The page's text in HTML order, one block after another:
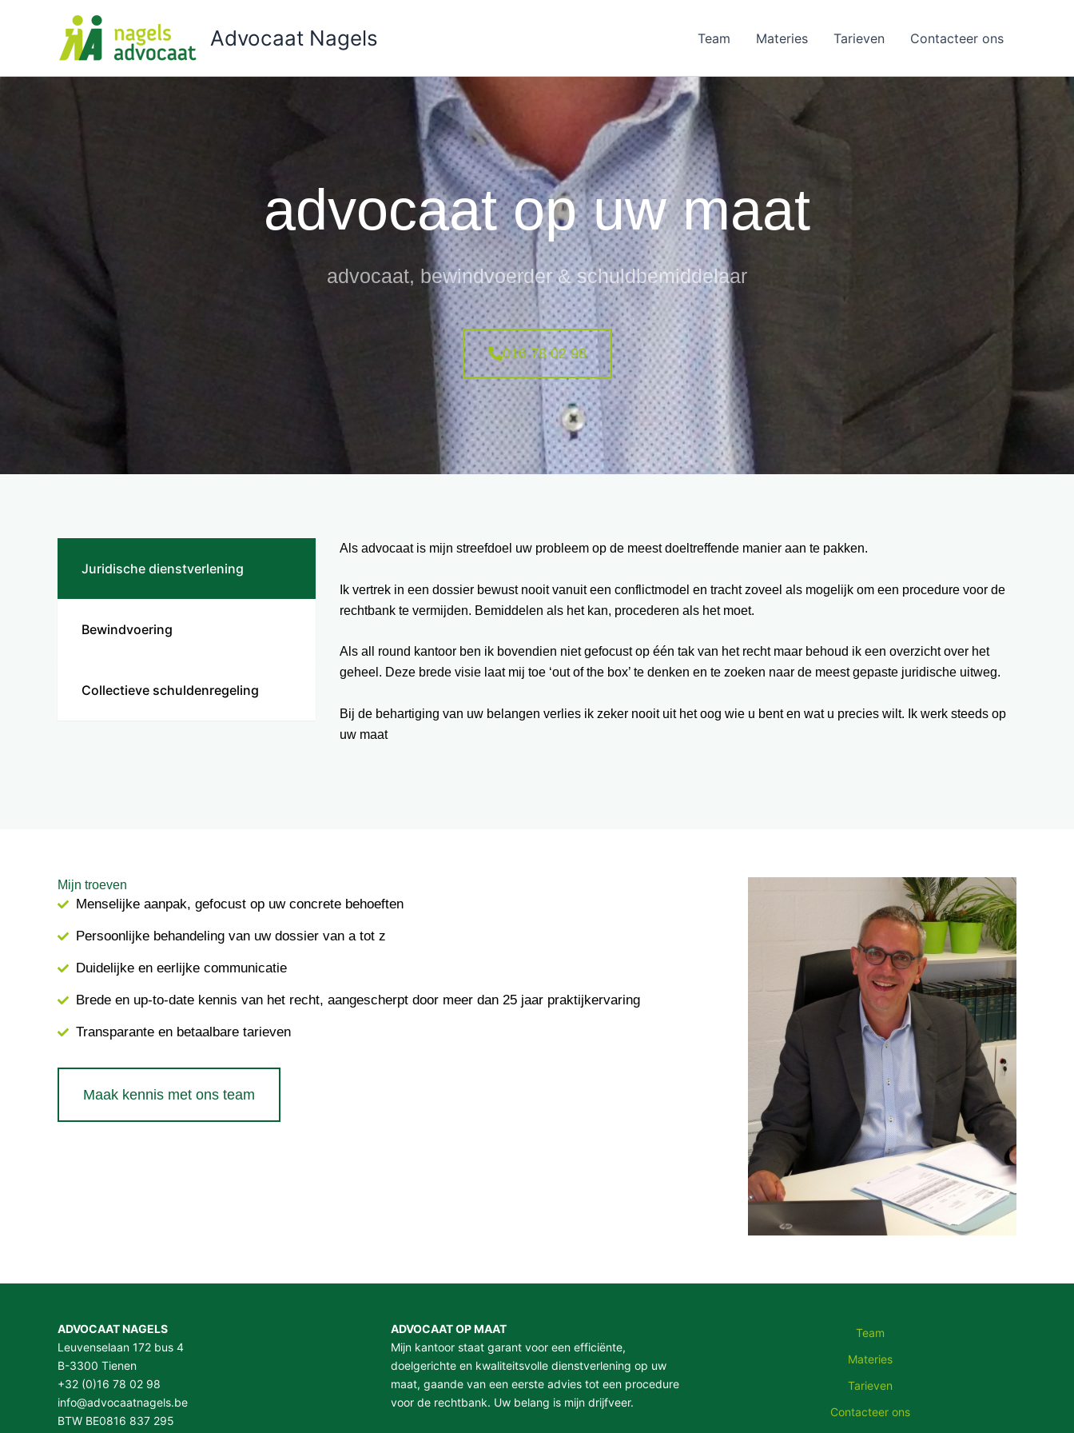
inhoud
Advocaat Nagels Team Materies Tarieven Contacteer ons
advocaat op uw maat
advocaat, bewindvoerder & schuldbemiddelaar
016 78 02 98
Juridische dienstverlening
Bewindvoering
Collectieve schuldenregeling
Als advocaat is mijn streefdoel uw probleem op de meest doeltreffende manier aan te pakken.
Ik vertrek in een dossier bewust nooit vanuit een conflictmodel en tracht zoveel als mogelijk om een procedure voor de
rechtbank te vermijden. Bemiddelen als het kan, procederen als het moet.
Als all round kantoor ben ik bovendien niet gefocust op één tak van het recht maar behoud ik een overzicht over het
geheel. Deze brede visie laat mij toe ‘out of the box’ te denken en te zoeken naar de meest gepaste juridische uitweg.
Bij de behartiging van uw belangen verlies ik zeker nooit uit het oog wie u bent en wat u precies wilt. Ik werk steeds op
uw maat
Mijn troeven
Menselijke aanpak, gefocust op uw concrete behoeften
Persoonlijke behandeling van uw dossier van a tot z
Duidelijke en eerlijke communicatie
Brede en up-to-date kennis van het recht, aangescherpt door meer dan 25 jaar praktijkervaring
Transparante en betaalbare tarieven
Maak kennis met ons team
ADVOCAAT NAGELS
Leuvenselaan 172 bus 4
B-3300 Tienen
+32 (0)16 78 02 98
info@advocaatnagels.be
BTW BE0816 837 295
ADVOCAAT OP MAAT
Mijn kantoor staat garant voor een efficiënte,
doelgerichte en kwaliteitsvolle dienstverlening op uw
maat, gaande van een eerste advies tot een procedure
voor de rechtbank. Uw belang is mijn drijfveer.
Team
Materies
Tarieven
Contacteer ons